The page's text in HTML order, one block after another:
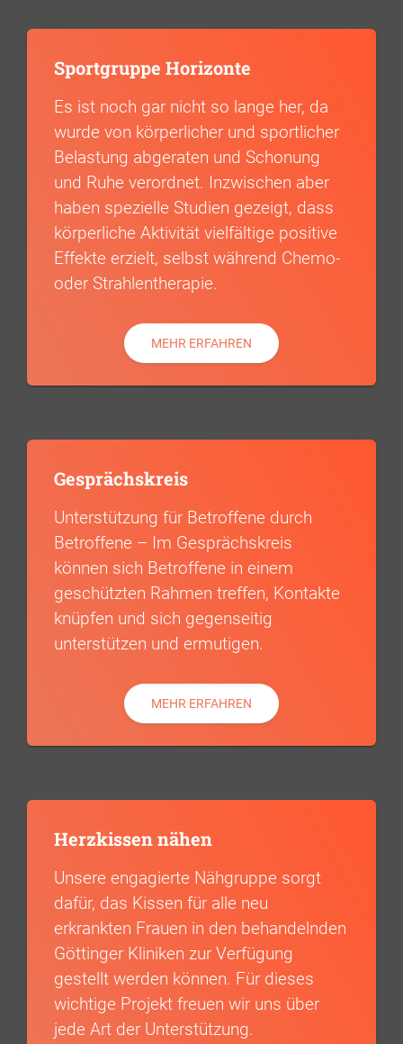
Sportgruppe Horizonte
Es ist noch gar nicht so lange her, da
wurde von körperlicher und sportlicher
Belastung abgeraten und Schonung
und Ruhe verordnet. Inzwischen aber
haben spezielle Studien gezeigt, dass
körperliche Aktivität vielfältige positive
Effekte erzielt, selbst während Chemo-
oder Strahlentherapie.
MEHR ERFAHREN
Gesprächskreis
Unterstützung für Betroffene durch
Betroffene – Im Gesprächskreis
können sich Betroffene in einem
geschützten Rahmen treffen, Kontakte
knüpfen und sich gegenseitig
unterstützen und ermutigen.
MEHR ERFAHREN
Herzkissen nähen
Unsere engagierte Nähgruppe sorgt
dafür, das Kissen für alle neu
erkrankten Frauen in den behandelnden
Göttinger Kliniken zur Verfügung
gestellt werden können. Für dieses
wichtige Projekt freuen wir uns über
jede Art der Unterstützung.